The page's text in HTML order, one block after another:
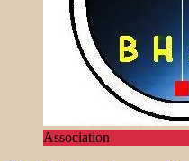
Association